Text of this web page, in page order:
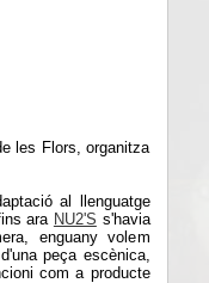
les Flors, organitza
al llenguatge
ara NU2'S s'havia
enguany volem
peça escènica,
com a producte